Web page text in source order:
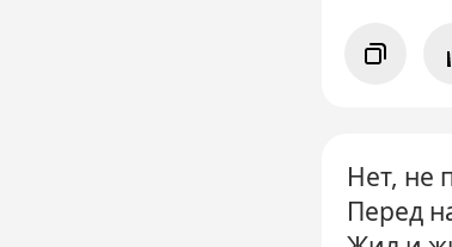
Нет, не
Перед